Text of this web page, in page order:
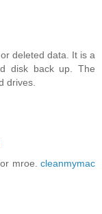
deleted data. It is a
disk back up. The
drives.
mroe. cleanmymac